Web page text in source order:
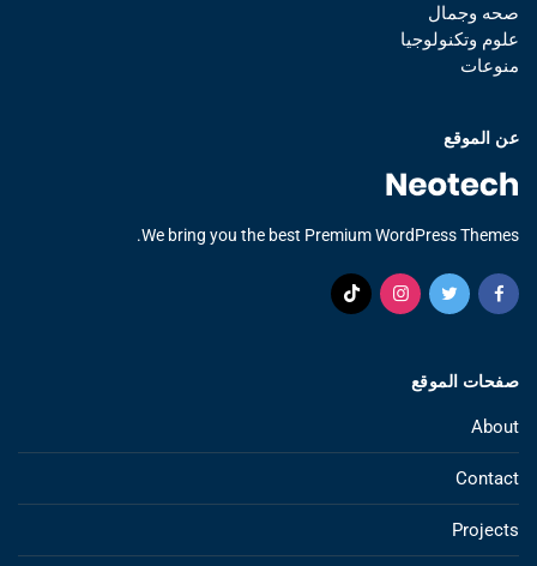
صحه وجمال
علوم وتكنولوجيا
منوعات
عن الموقع
We bring you the best Premium WordPress Themes.
صفحات الموقع
About
Contact
Projects